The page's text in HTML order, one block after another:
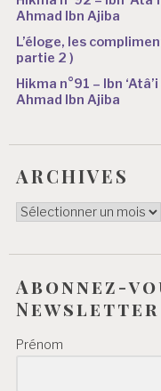
Ahmad Ibn Ajiba
L’éloge, les
partie 2 )
Hikma n°91 – Ibn
Ahmad Ibn Ajiba
ARCHIVES
ARCHIVES
Abonnez-
Newsletter
Prénom